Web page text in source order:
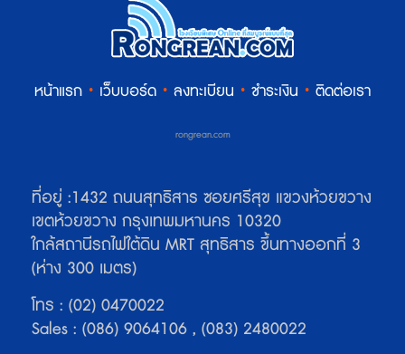
หน้าแรก · เว็บบอร์ด · ลงทะเบียน · ชำระเงิน · ติดต่อเรา
rongrean.com
ที่อยู่ :1432 ถนนสุทธิสาร ซอยศรีสุข แขวงห้วยขวาง
เขตห้วยขวาง กรุงเทพมหานคร 10320
ใกล้สถานีรถไฟใต้ดิน MRT สุทธิสาร ขึ้นทางออกที่ 3
(ห่าง 300 เมตร)
โทร : (02) 0470022
Sales : (086) 9064106 , (083) 2480022